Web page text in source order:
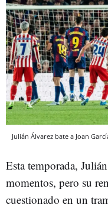
Julián Álvarez bate a Joan
Esta temporada,
momentos, pero su
cuestionado en un